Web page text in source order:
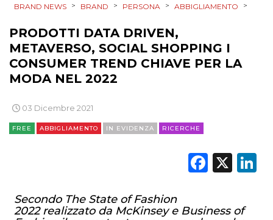
BRAND NEWS > BRAND > PERSONA > ABBIGLIAMENTO >
PRODOTTI DATA DRIVEN,
METAVERSO, SOCIAL SHOPPING I
CONSUMER TREND CHIAVE PER LA
MODA NEL 2022
03 Dicembre 2021
FREE ABBIGLIAMENTO IN EVIDENZA RICERCHE
X
Secondo The State of Fashion
2022 realizzato da McKinsey e Business of